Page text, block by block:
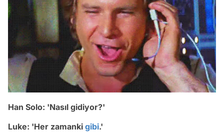
Han Solo: 'Nasıl gidiyor?'
Luke: 'Her zamanki gibi.'